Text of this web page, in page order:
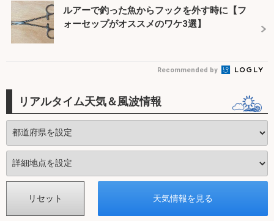
ルアーで釣った魚からフックを外す時に【フ
ォーセップがオススメのワケ3選】
Recommended by
リアルタイム天気＆風波情報